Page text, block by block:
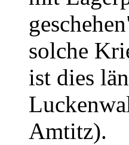
solche
ist dies
Amtitz).